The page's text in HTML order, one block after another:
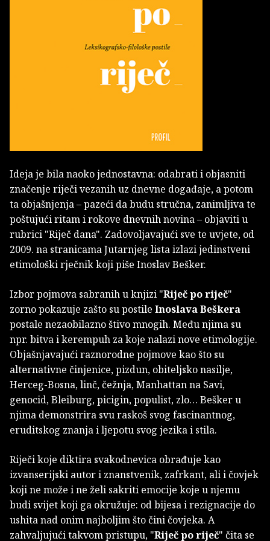
Ideja je bila naoko jednostavna: odabrati i objasniti
značenje riječi vezanih uz dnevne događaje, a potom
ta objašnjenja – pazeći da budu stručna, zanimljiva te
poštujući ritam i rokove dnevnih novina – objaviti u
rubrici "Riječ dana". Zadovoljavajući sve te uvjete, od
2009. na stranicama Jutarnjeg lista izlazi jedinstveni
etimološki rječnik koji piše Inoslav Bešker.
Izbor pojmova sabranih u knjizi "Riječ po riječ"
zorno pokazuje zašto su postile Inoslava Beškera
postale nezaobilazno štivo mnogih. Među njima su
npr. bitva i kerempuh za koje nalazi nove etimologije.
Objašnjavajući raznorodne pojmove kao što su
alternativne činjenice, pizdun, obiteljsko nasilje,
Herceg-Bosna, linč, čežnja, Manhattan na Savi,
genocid, Bleiburg, picigin, populist, zlo… Bešker u
njima demonstrira svu raskoš svog fascinantnog,
eruditskog znanja i ljepotu svog jezika i stila.
Riječi koje diktira svakodnevica obrađuje kao
izvanserijski autor i znanstvenik, zafrkant, ali i čovjek
koji ne može i ne želi sakriti emocije koje u njemu
budi svijet koji ga okružuje: od bijesa i rezignacije do
ushita nad onim najboljim što čini čovjeka. A
zahvaljujući takvom pristupu, "Riječ po riječ" čita se